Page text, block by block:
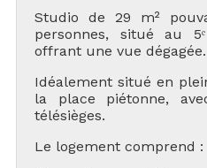
Studio de 29 m²
personnes, situé au
offrant une vue dégagée.
Idéalement situé en
la place piétonne,
télésièges.
Le logement comprend :